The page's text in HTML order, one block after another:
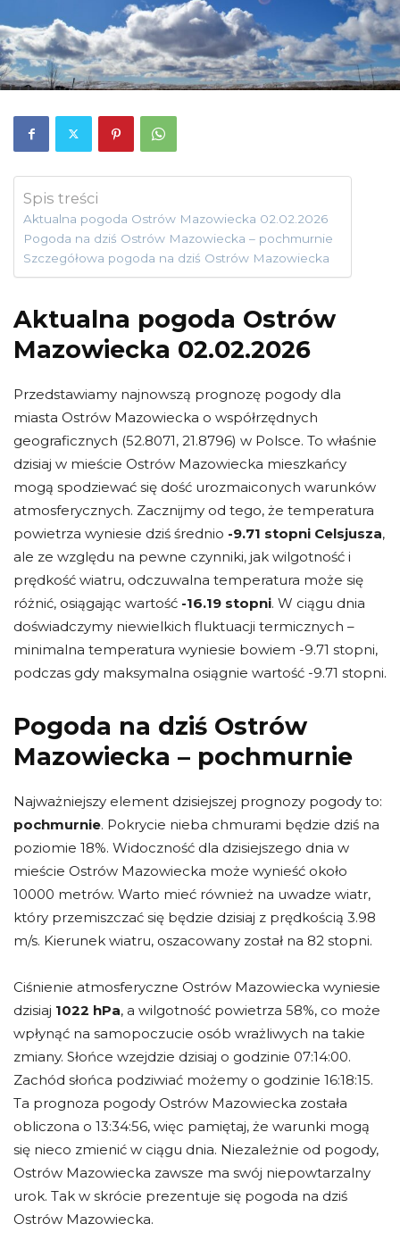
Spis treści
Aktualna pogoda Ostrów Mazowiecka 02.02.2026
Pogoda na dziś Ostrów Mazowiecka – pochmurnie
Szczegółowa pogoda na dziś Ostrów Mazowiecka
Aktualna pogoda Ostrów
Mazowiecka 02.02.2026
Przedstawiamy najnowszą prognozę pogody dla
miasta Ostrów Mazowiecka o współrzędnych
geograficznych (52.8071, 21.8796) w Polsce. To właśnie
dzisiaj w mieście Ostrów Mazowiecka mieszkańcy
mogą spodziewać się dość urozmaiconych warunków
atmosferycznych. Zacznijmy od tego, że temperatura
powietrza wyniesie dziś średnio -9.71 stopni Celsjusza,
ale ze względu na pewne czynniki, jak wilgotność i
prędkość wiatru, odczuwalna temperatura może się
różnić, osiągając wartość -16.19 stopni. W ciągu dnia
doświadczymy niewielkich fluktuacji termicznych –
minimalna temperatura wyniesie bowiem -9.71 stopni,
podczas gdy maksymalna osiągnie wartość -9.71 stopni.
Pogoda na dziś Ostrów
Mazowiecka – pochmurnie
Najważniejszy element dzisiejszej prognozy pogody to:
pochmurnie. Pokrycie nieba chmurami będzie dziś na
poziomie 18%. Widoczność dla dzisiejszego dnia w
mieście Ostrów Mazowiecka może wynieść około
10000 metrów. Warto mieć również na uwadze wiatr,
który przemiszczać się będzie dzisiaj z prędkością 3.98
m/s. Kierunek wiatru, oszacowany został na 82 stopni.
Ciśnienie atmosferyczne Ostrów Mazowiecka wyniesie
dzisiaj 1022 hPa, a wilgotność powietrza 58%, co może
wpłynąć na samopoczucie osób wrażliwych na takie
zmiany. Słońce wzejdzie dzisiaj o godzinie 07:14:00.
Zachód słońca podziwiać możemy o godzinie 16:18:15.
Ta prognoza pogody Ostrów Mazowiecka została
obliczona o 13:34:56, więc pamiętaj, że warunki mogą
się nieco zmienić w ciągu dnia. Niezależnie od pogody,
Ostrów Mazowiecka zawsze ma swój niepowtarzalny
urok. Tak w skrócie prezentuje się pogoda na dziś
Ostrów Mazowiecka.